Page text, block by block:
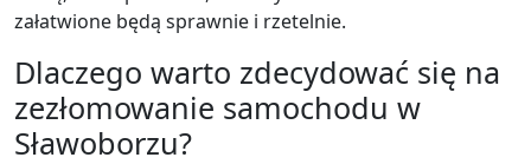
załatwione będą sprawnie i rzetelnie.
Dlaczego warto zdecydować się na
zezłomowanie samochodu w
Sławoborzu?